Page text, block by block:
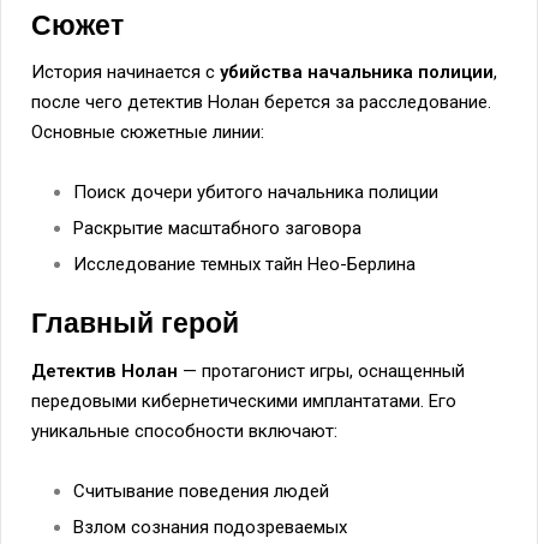
Сюжет
История начинается с убийства начальника полиции,
после чего детектив Нолан берется за расследование.
Основные сюжетные линии:
Поиск дочери убитого начальника полиции
Раскрытие масштабного заговора
Исследование темных тайн Нео-Берлина
Главный герой
Детектив Нолан — протагонист игры, оснащенный
передовыми кибернетическими имплантатами. Его
уникальные способности включают:
Считывание поведения людей
Взлом сознания подозреваемых